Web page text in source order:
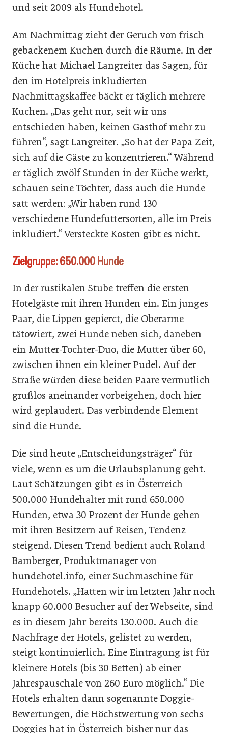
und seit 2009 als Hundehotel.
Am Nachmittag zieht der Geruch von frisch
gebackenem Kuchen durch die Räume. In der
Küche hat Michael Langreiter das Sagen, für
den im Hotelpreis inkludierten
Nachmittagskaffee bäckt er täglich mehrere
Kuchen. „Das geht nur, seit wir uns
entschieden haben, keinen Gasthof mehr zu
führen“, sagt Langreiter. „So hat der Papa Zeit,
sich auf die Gäste zu konzentrieren.“ Während
er täglich zwölf Stunden in der Küche werkt,
schauen seine Töchter, dass auch die Hunde
satt werden: „Wir haben rund 130
verschiedene Hundefuttersorten, alle im Preis
inkludiert.“ Versteckte Kosten gibt es nicht.
Zielgruppe: 650.000 Hunde
In der rustikalen Stube treffen die ersten
Hotelgäste mit ihren Hunden ein. Ein junges
Paar, die Lippen gepierct, die Oberarme
tätowiert, zwei Hunde neben sich, daneben
ein Mutter-Tochter-Duo, die Mutter über 60,
zwischen ihnen ein kleiner Pudel. Auf der
Straße würden diese beiden Paare vermutlich
grußlos aneinander vorbeigehen, doch hier
wird geplaudert. Das verbindende Element
sind die Hunde.
Die sind heute „Entscheidungsträger“ für
viele, wenn es um die Urlaubsplanung geht.
Laut Schätzungen gibt es in Österreich
500.000 Hundehalter mit rund 650.000
Hunden, etwa 30 Prozent der Hunde gehen
mit ihren Besitzern auf Reisen, Tendenz
steigend. Diesen Trend bedient auch Roland
Bamberger, Produktmanager von
hundehotel.info, einer Suchmaschine für
Hundehotels. „Hatten wir im letzten Jahr noch
knapp 60.000 Besucher auf der Webseite, sind
es in diesem Jahr bereits 130.000. Auch die
Nachfrage der Hotels, gelistet zu werden,
steigt kontinuierlich. Eine Eintragung ist für
kleinere Hotels (bis 30 Betten) ab einer
Jahrespauschale von 260 Euro möglich.“ Die
Hotels erhalten dann sogenannte Doggie-
Bewertungen, die Höchstwertung von sechs
Doggies hat in Österreich bisher nur das